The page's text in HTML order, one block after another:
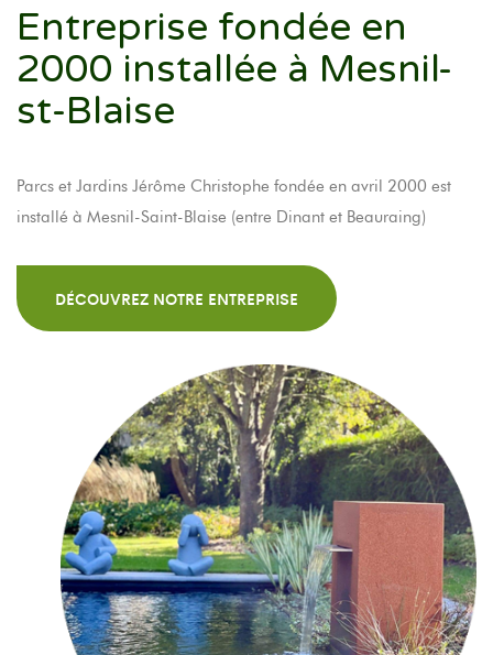
Entreprise fondée en
2000 installée à Mesnil-
st-Blaise
Parcs et Jardins Jérôme Christophe fondée en avril 2000 est
installé à Mesnil-Saint-Blaise (entre Dinant et Beauraing)
DÉCOUVREZ NOTRE ENTREPRISE